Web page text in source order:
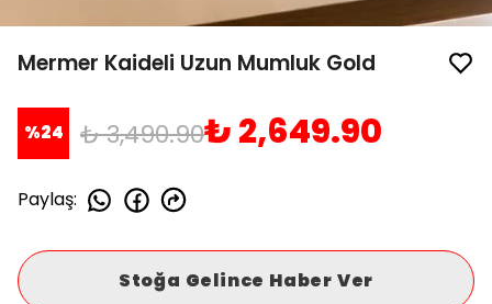
Mermer Kaideli Uzun Mumluk Gold
%24 ₺ 3,490.90₺ 2,649.90
Paylaş:
Stoğa Gelince Haber Ver